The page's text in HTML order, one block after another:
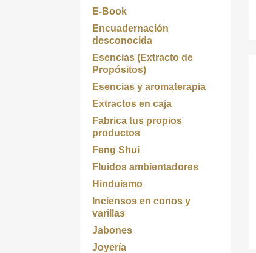
E-Book
Encuadernación
desconocida
Esencias (Extracto de
Propósitos)
Esencias y aromaterapia
Extractos en caja
Fabrica tus propios
productos
Feng Shui
Fluidos ambientadores
Hinduismo
Inciensos en conos y
varillas
Jabones
Joyería